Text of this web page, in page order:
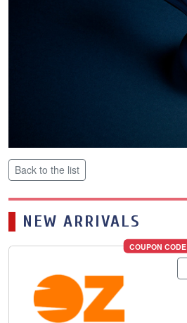
Back to the list
NEW ARRIVALS
COUPON CODE